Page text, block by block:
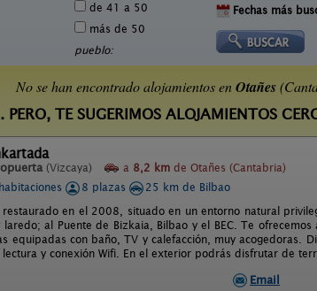
de 41 a 50
más de 50
pueblo:
Fechas más
No se han encontrado alojamientos enOtañes
PERO, TE SUGERIMOS ALOJAMIENTOS
(Vizcaya) a 8,2 km de Otañes (Cantabria)
8 plazas
25 km de Bilbao
en el 2008, situado en un entorno natural
laredo; al Puente de Bizkaia, Bilbao y el BEC. Te
equipadas con baño, TV y calefacción, muy acogedoras.
y conexión Wifi. En el exterior podrás disfrutar de
Email